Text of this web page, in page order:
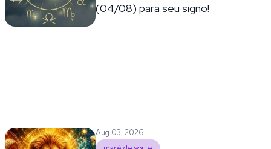
(04/08) para seu signo!
Aug 03, 2026